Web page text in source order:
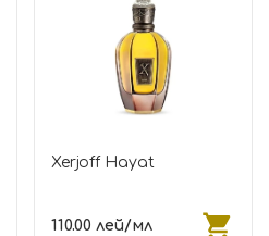
Xerjoff Hayat
110.00 лей/мл